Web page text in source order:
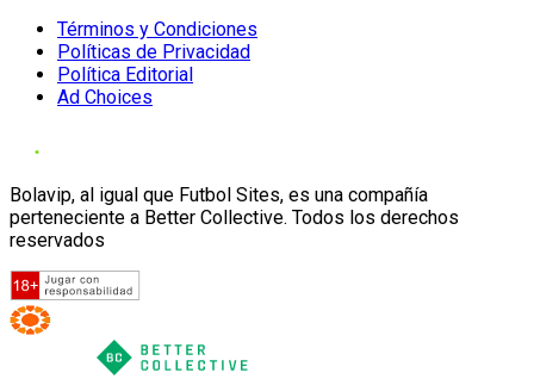
Términos y Condiciones
Políticas de Privacidad
Política Editorial
Ad Choices
Bolavip, al igual que Futbol Sites, es una compañía
perteneciente a Better Collective. Todos los derechos
reservados